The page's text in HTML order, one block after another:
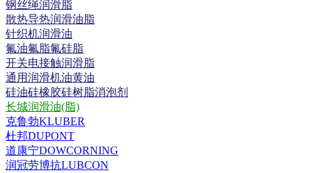
钢丝绳润滑脂
散热导热润滑油脂
针织机润滑油
氟油氟脂氟硅脂
开关电接触润滑脂
通用润滑机油黄油
硅油硅橡胶硅树脂消泡剂
长城润滑油(脂)
克鲁勃KLUBER
杜邦DUPONT
道康宁DOWCORNING
润冠劳博抗LUBCON